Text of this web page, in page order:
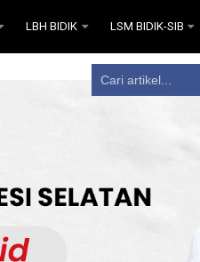
LBH BIDIK LSM BIDIK-SIB